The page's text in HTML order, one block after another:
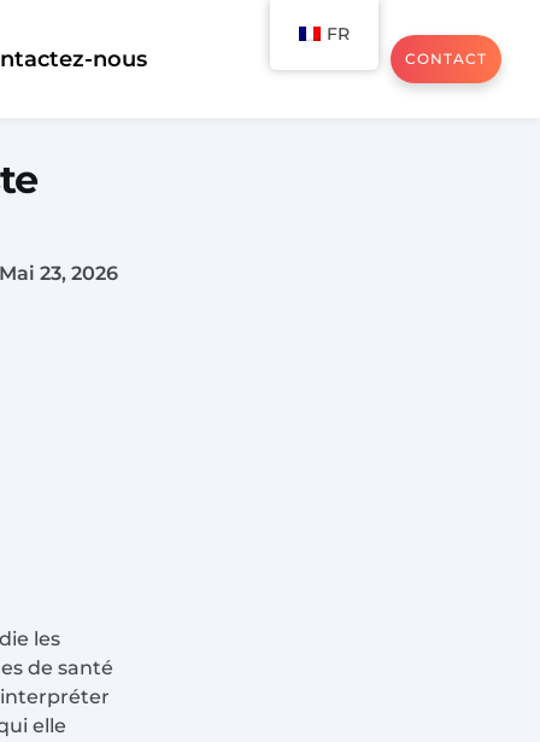
nous CONTACT
Mai 23, 2026
les
de santé
interpréter
elle
FR